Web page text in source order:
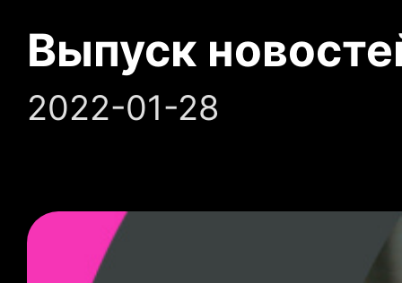
Выпуск
2022-01-28